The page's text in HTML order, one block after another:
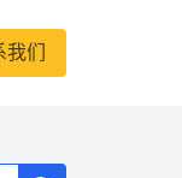
们